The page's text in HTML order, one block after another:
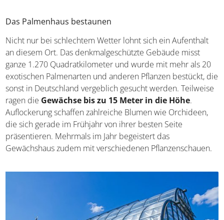
Renaissancegärten. Gerade im Frühling und Sommer,
blüht, lohnt sich eine Stippvisite.
Das Palmenhaus bestaunen
Nicht nur bei schlechtem Wetter lohnt sich ein Aufenthalt
an diesem Ort. Das denkmalgeschützte Gebäude misst
ganze 1.270 Quadratkilometer und wurde mit mehr als
20 exotischen Palmenarten und anderen Pflanzen
bestückt, die sonst in Deutschland vergeblich gesucht
werden. Teilweise ragen dieGewächse bis zu 15 Meter
besten Seite präsentieren. Mehrmals im Jahr begeistert
das Gewächshaus zudem mit verschiedenen